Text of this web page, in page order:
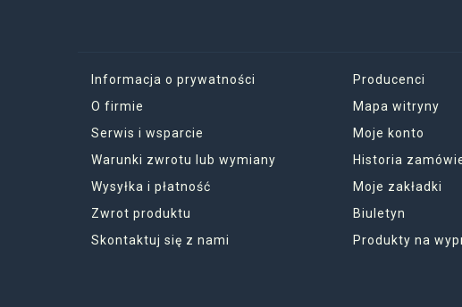
Informacja o prywatności
O firmie
Serwis i wsparcie
Warunki zwrotu lub wymiany
Wysyłka i płatność
Zwrot produktu
Skontaktuj się z nami
Producenci
Mapa witryny
Moje konto
Historia
Moje zakładki
Biuletyn
Produkty na